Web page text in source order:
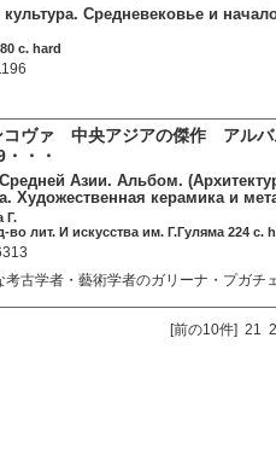
культура. Средневековье и
c. hard
コヴァ 中央アジアの傑作 アルバ
・・・
Азии. Альбом.
Художественная керамика и
Г.
во лит. И искусства им. Г.Гуляма 224 c.
考古学者・藝術学者のガリーナ・プガチ
[前の10件] 21